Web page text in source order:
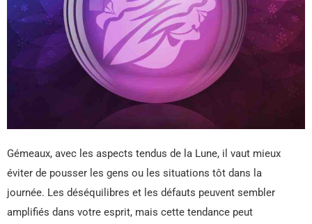
Gémeaux, avec les aspects tendus de la Lune, il vaut mieux
éviter de pousser les gens ou les situations tôt dans la
journée. Les déséquilibres et les défauts peuvent sembler
amplifiés dans votre esprit, mais cette tendance peut